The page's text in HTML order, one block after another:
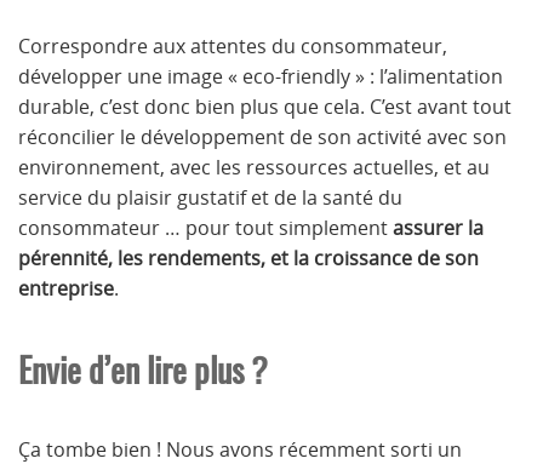
Correspondre aux attentes du consommateur,
développer une image « eco-friendly » : l’alimentation
durable, c’est donc bien plus que cela. C’est avant tout
réconcilier le développement de son activité avec son
environnement, avec les ressources actuelles, et au
service du plaisir gustatif et de la santé du
consommateur … pour tout simplementassurer la
pérennité, les rendements, et la croissance de son
entreprise.
Envie d’en lire plus ?
Ça tombe bien ! Nous avons récemment sorti un